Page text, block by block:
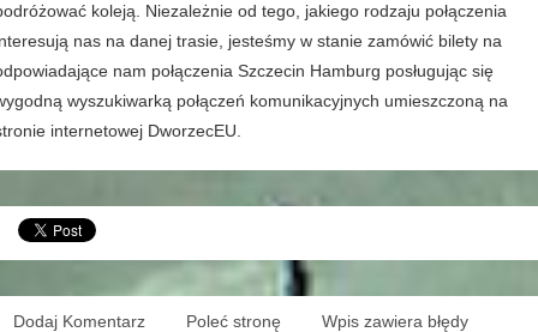
koleją. Niezależnie od tego, jakiego rodzaju połączenia
nas na danej trasie, jesteśmy w stanie zamówić bilety na
nam połączenia Szczecin Hamburg posługując się
wyszukiwarką połączeń komunikacyjnych umieszczoną na
internetowej DworzecEU.
Dodaj Komentarz Poleć stronę Wpis zawiera błędy